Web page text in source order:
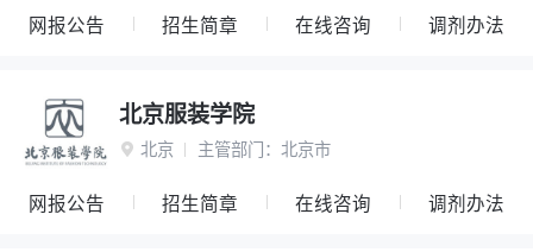
网报公告 招生简章 在线咨询 调剂办法
北京服装学院
 北京 主管部门： 北京市
网报公告 招生简章 在线咨询 调剂办法